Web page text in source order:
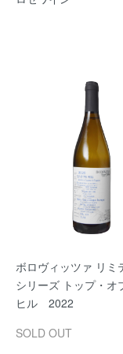
ボロヴィッツァ リミ
シリーズ トップ・オ
ヒル 2022
SOLD OUT